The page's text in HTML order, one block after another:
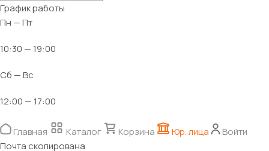
График работы
Пн — Пт
10:30 — 19:00
Сб — Вс
12:00 — 17:00
Главная Каталог Корзина Юр. лица
Войти
Почта скопирована